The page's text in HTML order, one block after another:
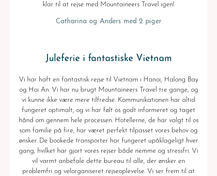
klar til at rejse med Mountaineers Travel igen!
Catharina og Anders med 2 piger
Juleferie i fantastiske Vietnam
Vi har haft en fantastisk rejse til Vietnam i Hanoi, Halong Bay
og Hoi An. Vi har nu brugt Mountaineers Travel tre gange, og
vi kunne ikke være mere tilfredse. Kommunikationen har altid
fungeret optimalt, og vi har følt os godt informeret og taget
hånd om gennem hele processen. Hotellerne, de har valgt til os
som familie på fire, har været perfekt tilpasset vores behov og
ønsker. De bookede transporter har fungeret upåklageligt hver
gang, hvilket har gjort vores rejser både nemme og stressfri. Vi
vil varmt anbefale dette bureau til alle, der ønsker en
problemfri og velorganiseret rejseoplevelse. Vi ser frem til at